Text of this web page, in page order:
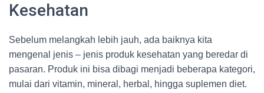
Kesehatan
Sebelum melangkah lebih jauh, ada baiknya kita
mengenal jenis – jenis produk kesehatan yang beredar di
pasaran. Produk ini bisa dibagi menjadi beberapa kategori,
mulai dari vitamin, mineral, herbal, hingga suplemen diet.